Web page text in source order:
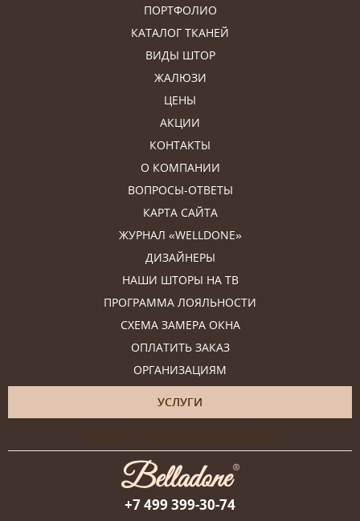
ПОРТФОЛИО
КАТАЛОГ ТКАНЕЙ
ВИДЫ ШТОР
ЖАЛЮЗИ
ЦЕНЫ
АКЦИИ
КОНТАКТЫ
О КОМПАНИИ
ВОПРОСЫ-ОТВЕТЫ
КАРТА САЙТА
ЖУРНАЛ «WELLDONE»
ДИЗАЙНЕРЫ
НАШИ ШТОРЫ НА ТВ
ПРОГРАММА ЛОЯЛЬНОСТИ
СХЕМА ЗАМЕРА ОКНА
ОПЛАТИТЬ ЗАКАЗ
ОРГАНИЗАЦИЯМ
УСЛУГИ
Онлайн-консультация дизайнера
+7 499 399-30-74